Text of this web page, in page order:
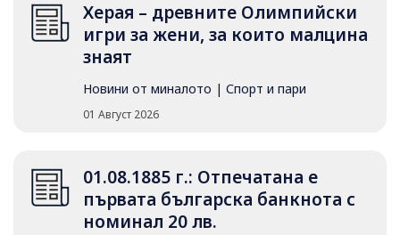
Херая – древните Олимпийски
игри за жени, за които малцина
знаят
Новини от миналото | Спорт и пари
01 Август 2026
01.08.1885 г.: Отпечатана е
първата българска банкнота с
номинал 20 лв.